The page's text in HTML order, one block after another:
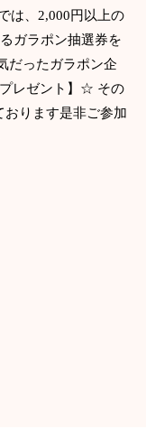
、2,000円以上の
ガラポン抽選券を
だったガラポン企
レゼント】☆ その
ります是非ご参加